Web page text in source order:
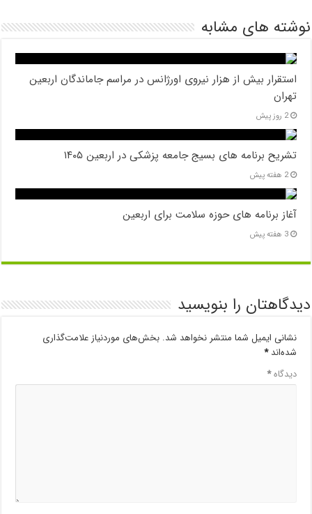
نوشته های مشابه
استقرار بیش از هزار نیروی اورژانس در مراسم جاماندگان اربعین
تهران
2 روز پیش
تشریح برنامه های بسیج جامعه پزشکی در اربعین ۱۴۰۵
2 هفته پیش
آغاز برنامه های حوزه سلامت برای اربعین
3 هفته پیش
دیدگاهتان را بنویسید
نشانی ایمیل شما منتشر نخواهد شد. بخش‌های موردنیاز علامت‌گذاری
شده‌اند*
دیدگاه*